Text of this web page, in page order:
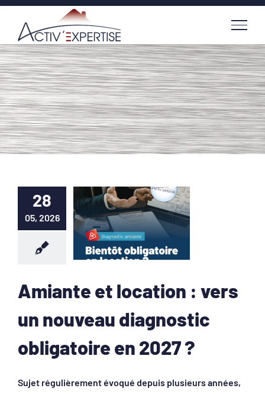
Passer
contenu
28
05, 2026
Amiante et location : vers
un nouveau diagnostic
obligatoire en 2027 ?
Sujet régulièrement évoqué depuis plusieurs années,